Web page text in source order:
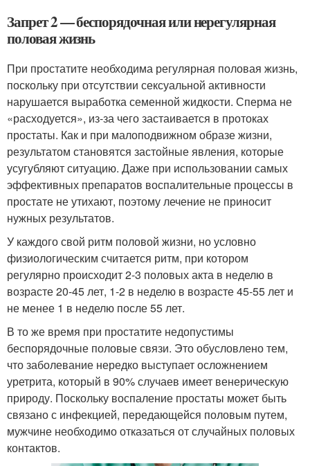
Запрет 2 — беспорядочная или нерегулярная
половая жизнь
При простатите необходима регулярная половая жизнь,
поскольку при отсутствии сексуальной активности
нарушается выработка семенной жидкости. Сперма не
«расходуется», из-за чего застаивается в протоках
простаты. Как и при малоподвижном образе жизни,
результатом становятся застойные явления, которые
усугубляют ситуацию. Даже при использовании самых
эффективных препаратов воспалительные процессы в
простате не утихают, поэтому лечение не приносит
нужных результатов.
У каждого свой ритм половой жизни, но условно
физиологическим считается ритм, при котором
регулярно происходит 2-3 половых акта в неделю в
возрасте 20-45 лет, 1-2 в неделю в возрасте 45-55 лет и
не менее 1 в неделю после 55 лет.
В то же время при простатите недопустимы
беспорядочные половые связи. Это обусловлено тем,
что заболевание нередко выступает осложнением
уретрита, который в 90% случаев имеет венерическую
природу. Поскольку воспаление простаты может быть
связано с инфекцией, передающейся половым путем,
мужчине необходимо отказаться от случайных половых
контактов.